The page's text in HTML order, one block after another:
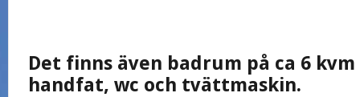
Det finns även badrum på ca 6
handfat, wc och tvättmaskin.